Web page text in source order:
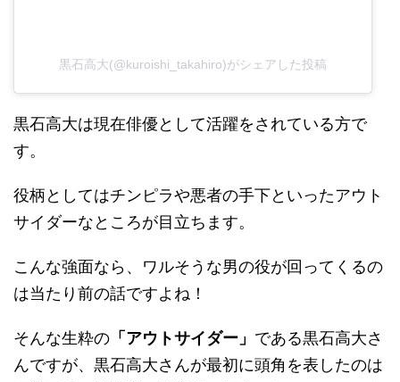
黒石高大(@kuroishi_takahiro)がシェアした投稿
黒石高大は現在俳優として活躍をされている方で
す。
役柄としてはチンピラや悪者の手下といったアウト
サイダーなところが目立ちます。
こんな強面なら、ワルそうな男の役が回ってくるの
は当たり前の話ですよね！
そんな生粋の 「アウトサイダー」 である黒石高大さ
んですが、黒石高大さんが最初に頭角を表したのは